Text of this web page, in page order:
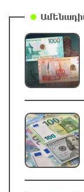
8-
Վթար